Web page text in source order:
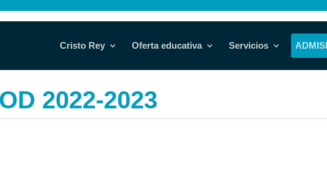
Cristo Rey Oferta educativa Servicios
2022-2023